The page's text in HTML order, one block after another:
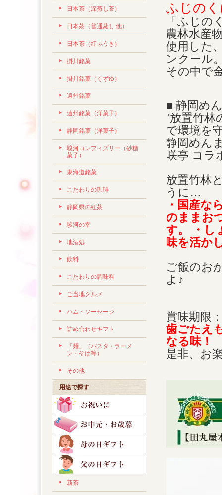
日本茶（深蒸し茶）
日本茶（普通蒸し 他）
日本茶（紅ふうき）
掛川銘菓
掛川銘菓（くずゆ）
遠州銘菓
遠州銘菓（洋菓子）
静岡銘菓（洋菓子）
駿河コンフィズリー（砂糖
菓子）
東海道銘菓
こだわりの珈琲
静岡県の紅茶
駿河の幸
地酒処
飲料
こだわりの調味料
ご当地グルメ
ハム・ソーセージ
詰め合わせギフト
「麺」（パスタ・ラーメ
ン・そば等）
その他
用途で探す
新茶
ふじの
「ふじの
農林水産
使用した
ンクール
その中で
■ 静岡め
"放置竹林
で環境を
静岡めん
咲亭 コラ
放置竹林
うに…
・国産な
のままお
す。 ・し
味を活か
ご飯のお
よ♪
賞味期限
歯ごたえ
なる味！
是非、お